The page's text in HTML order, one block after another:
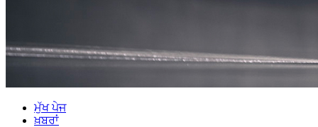
ਮੁੱਖ ਪੇਜ
ਖ਼ਬਰਾਂ